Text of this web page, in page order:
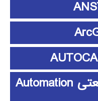
آموزش اتوماسیون صنعتی Automation